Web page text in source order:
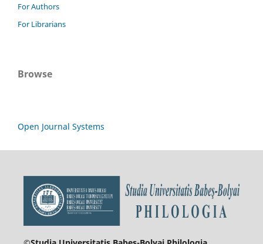
For Authors
For Librarians
Browse
Open Journal Systems